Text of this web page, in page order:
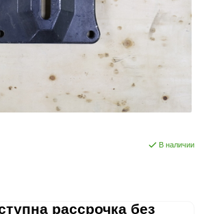
В наличии
рассрочка без